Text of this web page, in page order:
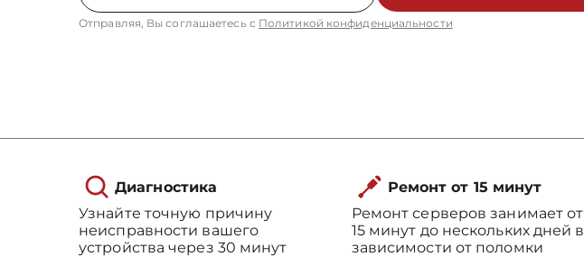
Отправляя, Вы соглашаетесь с Политикой конфиденциальности
Диагностика
Узнайте точную причину
неисправности вашего
устройства через 30 минут
Ремонт от 15 минут
Ремонт серверов занимает от
15 минут до нескольких дней в
зависимости от поломки